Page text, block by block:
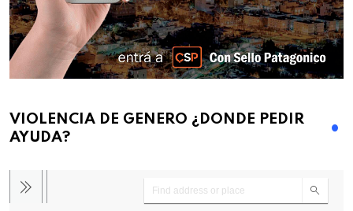
VIOLENCIA DE GENERO ¿DONDE PEDIR
AYUDA?